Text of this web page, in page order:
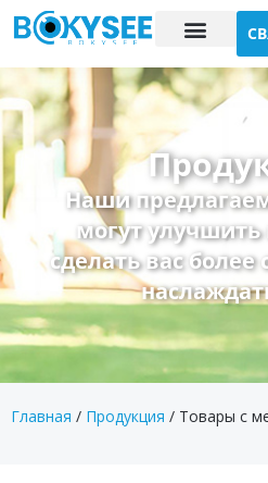
Наши
могут
сделать вас
Главная / Продукция / Товары с